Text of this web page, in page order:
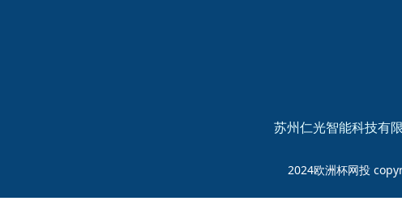
苏州仁光智能科技有
2024欧洲杯网投